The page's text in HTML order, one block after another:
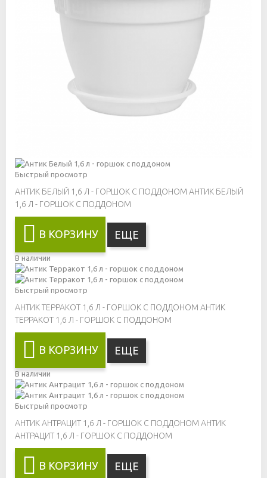
Быстрый просмотр
АНТИК БЕЛЫЙ 1,6 Л - ГОРШОК С ПОДДОНОМ АНТИК БЕЛЫЙ
1,6 Л - ГОРШОК С ПОДДОНОМ
В КОРЗИНУ ЕЩЕ
В наличии
Быстрый просмотр
АНТИК ТЕРРАКОТ 1,6 Л - ГОРШОК С ПОДДОНОМ АНТИК
ТЕРРАКОТ 1,6 Л - ГОРШОК С ПОДДОНОМ
В КОРЗИНУ ЕЩЕ
В наличии
Быстрый просмотр
АНТИК АНТРАЦИТ 1,6 Л - ГОРШОК С ПОДДОНОМ АНТИК
АНТРАЦИТ 1,6 Л - ГОРШОК С ПОДДОНОМ
В КОРЗИНУ ЕЩЕ